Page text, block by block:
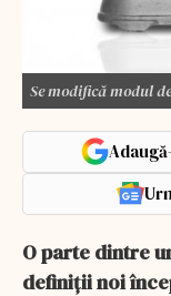
Se modifică modul
O parte dintre
definiții noi